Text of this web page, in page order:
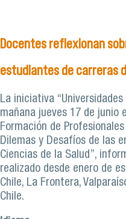
Docentes reflexionan
estudiantes de carreras
La iniciativa
mañana jueves 17 de junio
Formación de
Dilemas y Desafíos de las
Ciencias de la Salud”,
realizado desde enero de
Chile, La Frontera,
Chile.